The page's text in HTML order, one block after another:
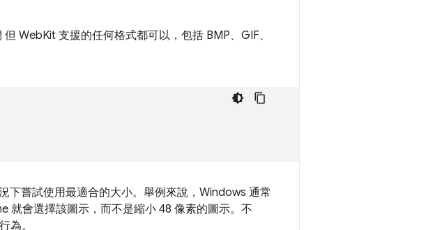
WebKit 支援的任何格式都可以，包括 BMP、GIF、
下嘗試使用最適合的大小。舉例來說，Windows 通常
就會選擇該圖示，而不是縮小 48 像素的圖示。不
為。